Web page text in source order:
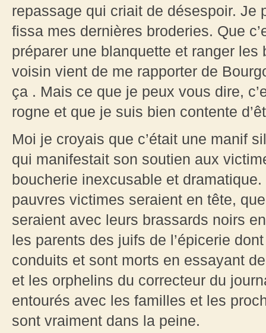
repassage qui criait de désespoir. Je
fissa mes dernières broderies. Que
préparer une blanquette et ranger
voisin vient de me rapporter de
ça . Mais ce que je peux vous dire,
rogne et que je suis bien contente
Moi je croyais que c’était une manif
qui manifestait son soutien aux
boucherie inexcusable et
pauvres victimes seraient en tête,
seraient avec leurs brassards noirs
les parents des juifs de l’épicerie
conduits et sont morts en essayant
et les orphelins du correcteur du
entourés avec les familles et les
sont vraiment dans la peine.